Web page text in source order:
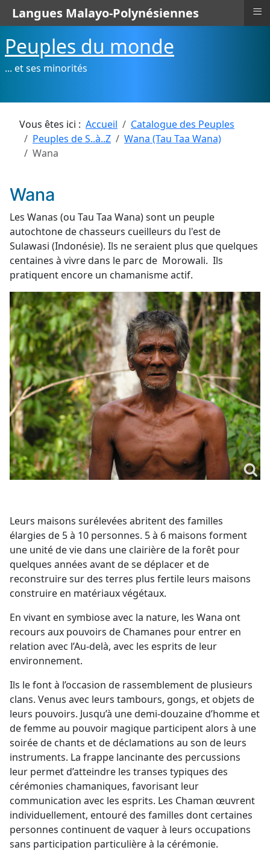
Peuples du monde
... et ses minorités
Vous êtes ici : Accueil
Catalogue des Peuples
Peuples de S..à..Z
Wana (Tau Taa Wana)
Wana
Wana
Les Wanas (ou Tau Taa Wana) sont un peuple
autochtone de chasseurs cueilleurs du l'est de
Sulawasi (Indonésie). Ils ne seraient plus que quelques
centaines à vivre dans le parc de Morowali. Ils
pratiquent encore un chamanisme actif.
Leurs maisons surélevées abritent des familles
élargies de 5 à 10 personnes. 5 à 6 maisons forment
une unité de vie dans une clairière de la forêt pour
quelques années avant de se déplacer et de
reconstruire sur des terres plus fertile leurs maisons
construire en matériaux végétaux.
En vivant en symbiose avec la nature, les Wana ont
recours aux pouvoirs de Chamanes pour entrer en
relation avec l’Au-delà, avec les esprits de leur
environnement.
Ils le font à l’occasion de rassemblement de plusieurs
clans. Venus avec leurs tambours, gongs, et objets de
leurs pouvoirs. Jusqu’à une demi-douzaine d’homme et
de femme au pouvoir magique participent alors à une
soirée de chants et de déclamations au son de leurs
instruments. La frappe lancinante des percussions
leur permet d’atteindre les transes typiques des
cérémonies chamaniques, favorisant leur
communication avec les esprits. Les Chaman œuvrent
individuellement, entouré des familles dont certaines
personnes continuent de vaquer à leurs occupations
sans participation particulière à la cérémonie.
Langues Malayo-Polynésiennes ≡